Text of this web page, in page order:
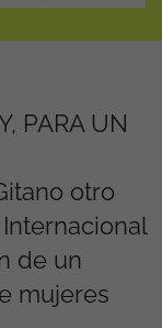
PARA UN
otro
de un
mujeres